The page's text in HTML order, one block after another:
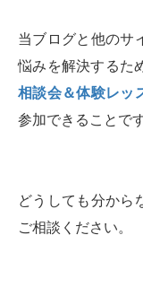
当ブログと他のサ
悩みを解決するた
相談会＆体験レッ
参加できることです
どうしても分から
ご相談ください。